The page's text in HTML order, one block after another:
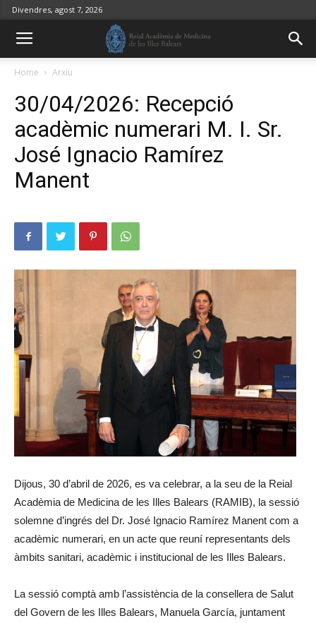
Divendres, agost 7, 2026
Home Arxiu
30/04/2026: Recepció
acadèmic numerari M. I. Sr.
José Ignacio Ramírez
Manent
Dijous, 30 d’abril de 2026, es va celebrar, a la seu de la Reial
Acadèmia de Medicina de les Illes Balears (RAMIB), la sessió
solemne d’ingrés del Dr. José Ignacio Ramírez Manent com a
acadèmic numerari, en un acte que reuní representants dels
àmbits sanitari, acadèmic i institucional de les Illes Balears.
La sessió comptà amb l’assistència de la consellera de Salut
del Govern de les Illes Balears, Manuela García, juntament